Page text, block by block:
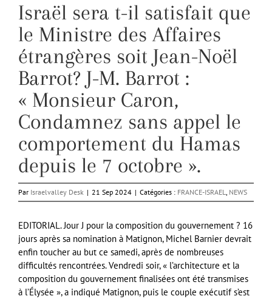
Israël sera t-il satisfait que
le Ministre des Affaires
étrangères soit Jean-Noël
Barrot? J-M. Barrot :
« Monsieur Caron,
Condamnez sans appel le
comportement du Hamas
depuis le 7 octobre ».
Par Israelvalley Desk | 21 Sep 2024 | Catégories : FRANCE-ISRAEL, NEWS
EDITORIAL. Jour J pour la composition du gouvernement ? 16
jours après sa nomination à Matignon, Michel Barnier devrait
enfin toucher au but ce samedi, après de nombreuses
difficultés rencontrées. Vendredi soir, « l’architecture et la
composition du gouvernement finalisées ont été transmises
à l’Élysée », a indiqué Matignon, puis le couple exécutif s’est